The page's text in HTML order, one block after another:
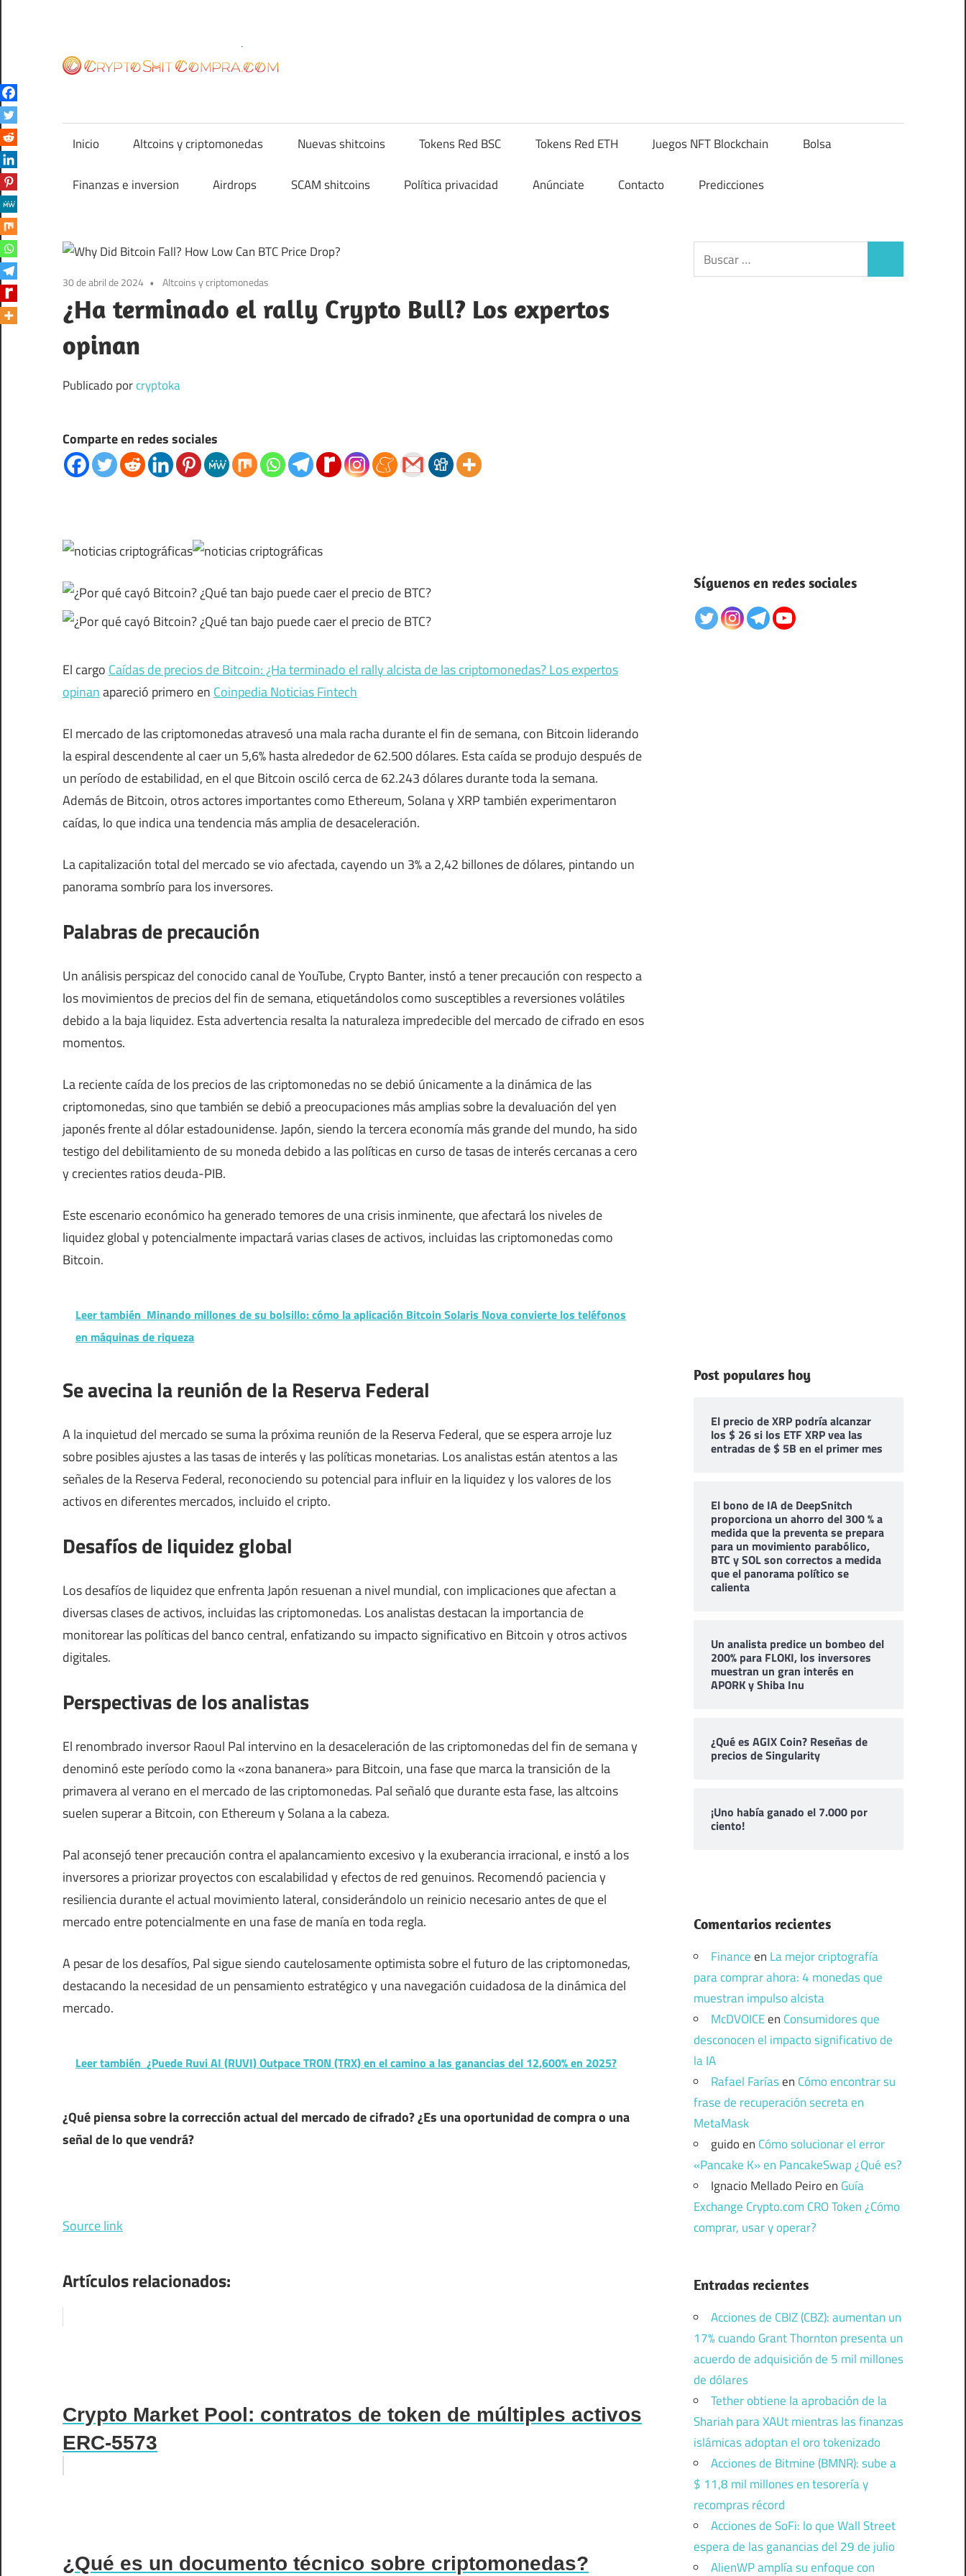
Inicio Altcoins y criptomonedas Nuevas shitcoins Tokens Red BSC Tokens Red ETH Juegos NFT Blockchain Bolsa
Finanzas e inversion Airdrops SCAM shitcoins Política privacidad Anúnciate Contacto Predicciones
30 de abril de 2024 Altcoins y criptomonedas
¿Ha terminado el rally Crypto Bull? Los expertos
opinan
Publicado porcryptoka
Comparte en redes sociales
El cargo Caídas de precios de Bitcoin: ¿Ha terminado el rally alcista de las criptomonedas? Los expertos
opinanapareció primero en Coinpedia Noticias Fintech
El mercado de las criptomonedas atravesó una mala racha durante el fin de semana, con Bitcoin liderando
la espiral descendente al caer un 5,6% hasta alrededor de 62.500 dólares. Esta caída se produjo después de
un período de estabilidad, en el que Bitcoin osciló cerca de 62.243 dólares durante toda la semana.
Además de Bitcoin, otros actores importantes como Ethereum, Solana y XRP también experimentaron
caídas, lo que indica una tendencia más amplia de desaceleración.
La capitalización total del mercado se vio afectada, cayendo un 3% a 2,42 billones de dólares, pintando un
panorama sombrío para los inversores.
Palabras de precaución
Un análisis perspicaz del conocido canal de YouTube, Crypto Banter, instó a tener precaución con respecto a
los movimientos de precios del fin de semana, etiquetándolos como susceptibles a reversiones volátiles
debido a la baja liquidez. Esta advertencia resalta la naturaleza impredecible del mercado de cifrado en esos
momentos.
La reciente caída de los precios de las criptomonedas no se debió únicamente a la dinámica de las
criptomonedas, sino que también se debió a preocupaciones más amplias sobre la devaluación del yen
japonés frente al dólar estadounidense. Japón, siendo la tercera economía más grande del mundo, ha sido
testigo del debilitamiento de su moneda debido a las políticas en curso de tasas de interés cercanas a cero
y crecientes ratios deuda-PIB.
Este escenario económico ha generado temores de una crisis inminente, que afectará los niveles de
liquidez global y potencialmente impactará varias clases de activos, incluidas las criptomonedas como
Bitcoin.
Leer también Minando millones de su bolsillo: cómo la aplicación Bitcoin Solaris Nova convierte los teléfonos
en máquinas de riqueza
Se avecina la reunión de la Reserva Federal
A la inquietud del mercado se suma la próxima reunión de la Reserva Federal, que se espera arroje luz
sobre posibles ajustes a las tasas de interés y las políticas monetarias. Los analistas están atentos a las
señales de la Reserva Federal, reconociendo su potencial para influir en la liquidez y los valores de los
activos en diferentes mercados, incluido el cripto.
Desafíos de liquidez global
Los desafíos de liquidez que enfrenta Japón resuenan a nivel mundial, con implicaciones que afectan a
diversas clases de activos, incluidas las criptomonedas. Los analistas destacan la importancia de
monitorear las políticas del banco central, enfatizando su impacto significativo en Bitcoin y otros activos
digitales.
Perspectivas de los analistas
El renombrado inversor Raoul Pal intervino en la desaceleración de las criptomonedas del fin de semana y
denominó este período como la «zona bananera» para Bitcoin, una fase que marca la transición de la
primavera al verano en el mercado de las criptomonedas. Pal señaló que durante esta fase, las altcoins
suelen superar a Bitcoin, con Ethereum y Solana a la cabeza.
Pal aconsejó tener precaución contra el apalancamiento excesivo y la exuberancia irracional, e instó a los
inversores a priorizar proyectos con escalabilidad y efectos de red genuinos. Recomendó paciencia y
resiliencia durante el actual movimiento lateral, considerándolo un reinicio necesario antes de que el
mercado entre potencialmente en una fase de manía en toda regla.
A pesar de los desafíos, Pal sigue siendo cautelosamente optimista sobre el futuro de las criptomonedas,
destacando la necesidad de un pensamiento estratégico y una navegación cuidadosa de la dinámica del
mercado.
Leer también ¿Puede Ruvi AI (RUVI) Outpace TRON (TRX) en el camino a las ganancias del 12,600% en 2025?
¿Qué piensa sobre la corrección actual del mercado de cifrado? ¿Es una oportunidad de compra o una
señal de lo que vendrá?
Source link
Artículos relacionados:
Crypto Market Pool: contratos de token de múltiples activos
ERC-5573
¿Qué es un documento técnico sobre criptomonedas?
Buscar:
Síguenos en redes sociales
Post populares hoy
El precio de XRP podría alcanzar
los $ 26 si los ETF XRP vea las
entradas de $ 5B en el primer mes
El bono de IA de DeepSnitch
proporciona un ahorro del 300 % a
medida que la preventa se prepara
para un movimiento parabólico,
BTC y SOL son correctos a medida
que el panorama político se
calienta
Un analista predice un bombeo del
200% para FLOKI, los inversores
muestran un gran interés en
APORK y Shiba Inu
¿Qué es AGIX Coin? Reseñas de
precios de Singularity
¡Uno había ganado el 7.000 por
ciento!
Comentarios recientes
Financeen La mejor criptografía
para comprar ahora: 4 monedas que
muestran impulso alcista
McDVOICEen Consumidores que
desconocen el impacto significativo de
la IA
Rafael Faríasen Cómo encontrar su
frase de recuperación secreta en
MetaMask
guidoen Cómo solucionar el error
«Pancake K» en PancakeSwap ¿Qué es?
Ignacio Mellado Peiroen Guía
Exchange Crypto.com CRO Token ¿Cómo
comprar, usar y operar?
Entradas recientes
Acciones de CBIZ (CBZ): aumentan un
17% cuando Grant Thornton presenta un
acuerdo de adquisición de 5 mil millones
de dólares
Tether obtiene la aprobación de la
Shariah para XAUt mientras las finanzas
islámicas adoptan el oro tokenizado
Acciones de Bitmine (BMNR): sube a
$ 11,8 mil millones en tesorería y
recompras récord
Acciones de SoFi: lo que Wall Street
espera de las ganancias del 29 de julio
AlienWP amplía su enfoque con